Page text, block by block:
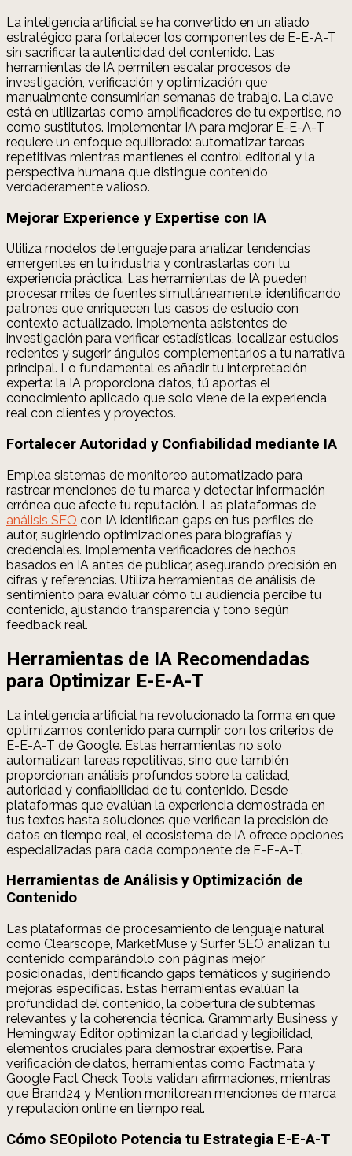
La inteligencia artificial se ha convertido en un aliado
estratégico para fortalecer los componentes de E-E-A-T
sin sacrificar la autenticidad del contenido. Las
herramientas de IA permiten escalar procesos de
investigación, verificación y optimización que
manualmente consumirían semanas de trabajo. La clave
está en utilizarlas como amplificadores de tu expertise, no
como sustitutos. Implementar IA para mejorar E-E-A-T
requiere un enfoque equilibrado: automatizar tareas
repetitivas mientras mantienes el control editorial y la
perspectiva humana que distingue contenido
verdaderamente valioso.
Mejorar Experience y Expertise con IA
Utiliza modelos de lenguaje para analizar tendencias
emergentes en tu industria y contrastarlas con tu
experiencia práctica. Las herramientas de IA pueden
procesar miles de fuentes simultáneamente, identificando
patrones que enriquecen tus casos de estudio con
contexto actualizado. Implementa asistentes de
investigación para verificar estadísticas, localizar estudios
recientes y sugerir ángulos complementarios a tu narrativa
principal. Lo fundamental es añadir tu interpretación
experta: la IA proporciona datos, tú aportas el
conocimiento aplicado que solo viene de la experiencia
real con clientes y proyectos.
Fortalecer Autoridad y Confiabilidad mediante IA
Emplea sistemas de monitoreo automatizado para
rastrear menciones de tu marca y detectar información
errónea que afecte tu reputación. Las plataformas de
análisis SEO con IA identifican gaps en tus perfiles de
autor, sugiriendo optimizaciones para biografías y
credenciales. Implementa verificadores de hechos
basados en IA antes de publicar, asegurando precisión en
cifras y referencias. Utiliza herramientas de análisis de
sentimiento para evaluar cómo tu audiencia percibe tu
contenido, ajustando transparencia y tono según
feedback real.
Herramientas de IA Recomendadas
para Optimizar E-E-A-T
La inteligencia artificial ha revolucionado la forma en que
optimizamos contenido para cumplir con los criterios de
E-E-A-T de Google. Estas herramientas no solo
automatizan tareas repetitivas, sino que también
proporcionan análisis profundos sobre la calidad,
autoridad y confiabilidad de tu contenido. Desde
plataformas que evalúan la experiencia demostrada en
tus textos hasta soluciones que verifican la precisión de
datos en tiempo real, el ecosistema de IA ofrece opciones
especializadas para cada componente de E-E-A-T.
Herramientas de Análisis y Optimización de
Contenido
Las plataformas de procesamiento de lenguaje natural
como Clearscope, MarketMuse y Surfer SEO analizan tu
contenido comparándolo con páginas mejor
posicionadas, identificando gaps temáticos y sugiriendo
mejoras específicas. Estas herramientas evalúan la
profundidad del contenido, la cobertura de subtemas
relevantes y la coherencia técnica. Grammarly Business y
Hemingway Editor optimizan la claridad y legibilidad,
elementos cruciales para demostrar expertise. Para
verificación de datos, herramientas como Factmata y
Google Fact Check Tools validan afirmaciones, mientras
que Brand24 y Mention monitorean menciones de marca
y reputación online en tiempo real.
Cómo SEOpiloto Potencia tu Estrategia E-E-A-T